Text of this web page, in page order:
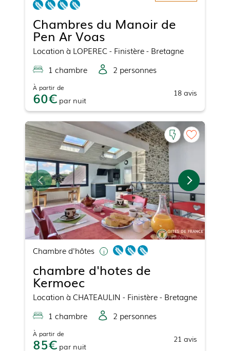
Chambres du Manoir de
Pen Ar Voas
Location à LOPEREC- Finistère - Bretagne
1 chambre 2 personnes
À partir de
60 par nuit
18 avis
Chambre d'hôtes
chambre d'hotes de
Kermoec
Location à CHATEAULIN - Finistère - Bretagne
1 chambre 2 personnes
À partir de
85 par nuit
21 avis